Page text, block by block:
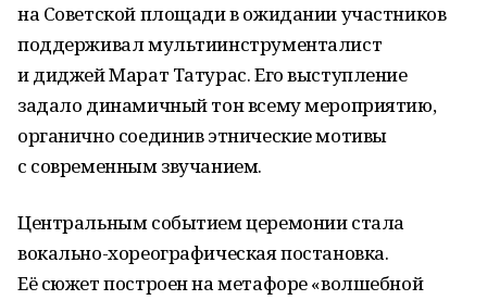
на Советской площади в ожидании участников
поддерживал мультиинструменталист
и диджей Марат Татурас. Его выступление
задало динамичный тон всему мероприятию,
органично соединив этнические мотивы
с современным звучанием.
Центральным событием церемонии стала
вокально-хореографическая постановка.
Её сюжет построен на метафоре «волшебной